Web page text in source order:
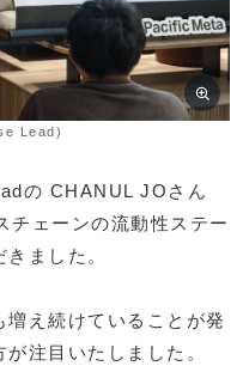
Lead)
の CHANUL JOさん
ェーンの流動性ステー
ました。
増え続けていることが発
注目いたしました。